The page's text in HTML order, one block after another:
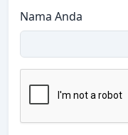
Nama Anda